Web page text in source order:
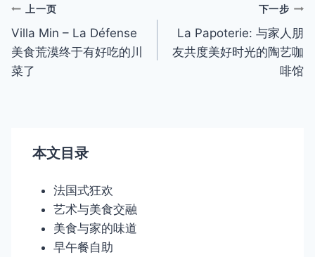
文
章
导
上一页
Villa Min – La Défense
美食荒漠终于有好吃的川
菜了
下一步
La Papoterie: 与家人朋
友共度美好时光的陶艺咖
啡馆
本文目录
法国式狂欢
艺术与美食交融
美食与家的味道
早午餐自助